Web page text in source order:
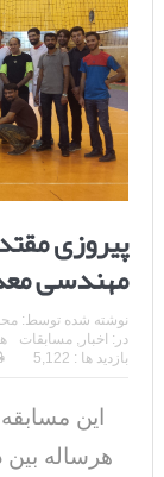
پیروزی
مهندسی
نوشته شده توسط:
در: اخبار , مسابقات
بازدید ها : 5,122
این
هرساله